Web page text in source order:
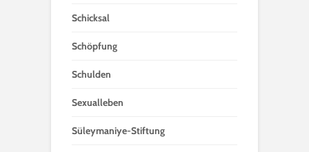
Schicksal
Schöpfung
Schulden
Sexualleben
Süleymaniye-Stiftung